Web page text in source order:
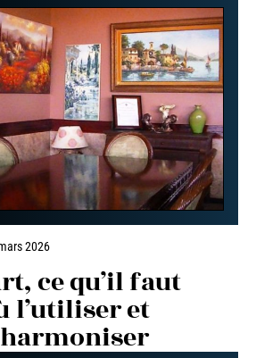
2026
ce qu’il faut
l’utiliser et